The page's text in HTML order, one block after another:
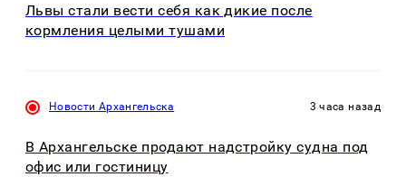
Львы стали вести себя как дикие после
кормления целыми тушами
Новости Архангельска 3 часа назад
В Архангельске продают надстройку судна под
офис или гостиницу